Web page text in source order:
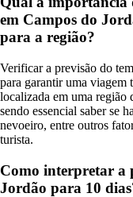
em Campos do
para a região?
Verificar a previsão do
para garantir uma viagem
localizada em uma região
sendo essencial saber se
nevoeiro, entre outros
turista.
Como interpretar a
Jordão para 10